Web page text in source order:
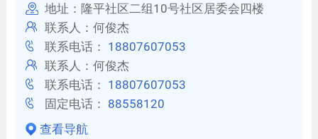
地址：隆平社区二组10号社区居委会四楼
联系人：何俊杰
联系电话： 18807607053
联系人：何俊杰
联系电话： 18807607053
固定电话： 88558120
查看导航